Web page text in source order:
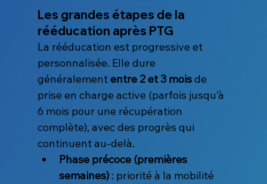
Les grandes étapes de la
rééducation après PTG
La rééducation est progressive et
personnalisée. Elle dure
généralement entre 2 et 3 mois de
prise en charge active (parfois jusqu’à
6 mois pour une récupération
complète), avec des progrès qui
continuent au-delà.
Phase précoce (premières
semaines) : priorité à la mobilité